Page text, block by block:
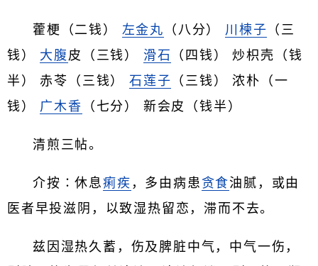
藿梗（二钱） 左金丸 （八分） 川楝子 （三
钱） 大腹 皮（三钱） 滑石
（四钱） 炒枳壳（钱
半） 赤苓（三钱） 石莲子 （三钱） 浓朴（一
钱） 广木香 （七分） 新会皮（钱半）
清煎三帖。
介按∶休息痢疾 ，多由病患 贪食油腻，或由
医者早投滋阴，以致湿热留恋，滞而不去。
兹因湿热久蓄，伤及脾脏中气，中气一伤，